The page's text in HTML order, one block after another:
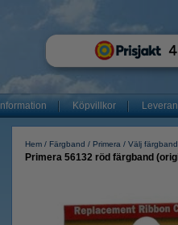
Information Köpvillkor
Hem Färgband Primera Välj
Primera 56132 röd färgband